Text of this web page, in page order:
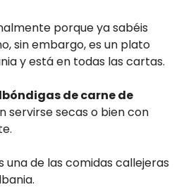
porque ya sabéis
sin embargo, es un plato
y está en todas las cartas.
de carne de
servirse secas o bien con
una de las comidas callejeras